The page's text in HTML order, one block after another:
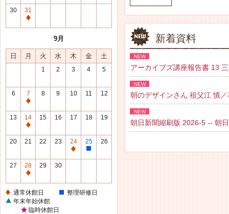
館
日
常
休
館
修
30
31
通
館
日
9月
日 月 火 水 木 金 土
1 2 3 4 5
6
7
通
常
休
館
8 9 10 11 12
13
14
通
常
館
日
15 16 17 18 19
20 21 22 23
24
通
館
日
25
整
修
日
26
27
28
通
休
館
29 30
通常休館日
整理研修日
年末年始休館
臨時休館日
新着資料
NEW
アーカイブズ講座報告書 13
NEW
朝のデザインさん 祖父江 慎
NEW
朝日新聞縮刷版 2026-5 -- 朝